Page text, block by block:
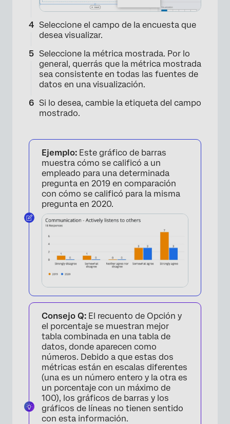
×
×
Seleccione el campo de la encuesta que
desea visualizar.
Seleccione la métrica mostrada. Por lo
general, querrás que la métrica mostrada
sea consistente en todas las fuentes de
datos en una visualización.
Si lo desea, cambie la etiqueta del campo
mostrado.
Ejemplo: Este gráfico de barras
muestra cómo se calificó a un
empleado para una determinada
pregunta en 2019 en comparación
con cómo se calificó para la misma
pregunta en 2020.
Consejo Q: El recuento de Opción y
el porcentaje se muestran mejor
tabla combinada en una tabla de
datos, donde aparecen como
números. Debido a que estas dos
métricas están en escalas diferentes
(una es un número entero y la otra es
un porcentaje con un máximo de
100), los gráficos de barras y los
gráficos de líneas no tienen sentido
con esta información.